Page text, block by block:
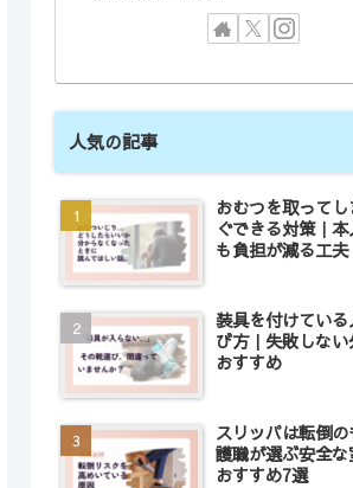
人気の記事
おむつを取って
ぐできる対策｜
も負担が減る工夫
装具を付けてい
び方｜失敗しない
おすすめ
スリッパは転倒
護職が選ぶ安全な
おすすめ7選